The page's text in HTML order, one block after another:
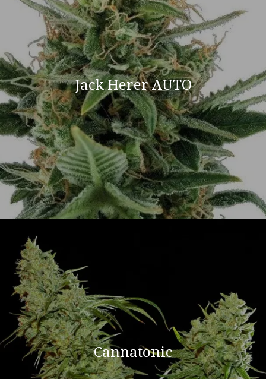
Jack Herer AUTO
Cannatonic